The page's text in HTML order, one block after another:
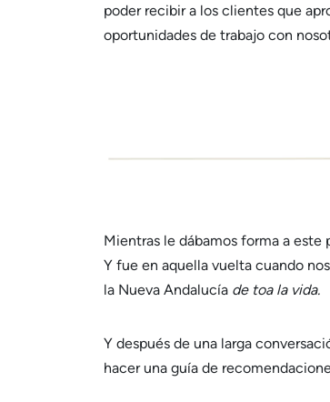
poder recibir a los clientes que
oportunidades de trabajo con
Mientras le dábamos forma a
Y fue en aquella vuelta cuando
la Nueva Andalucía de toa la vida.
Y después de una larga
hacer una guía de